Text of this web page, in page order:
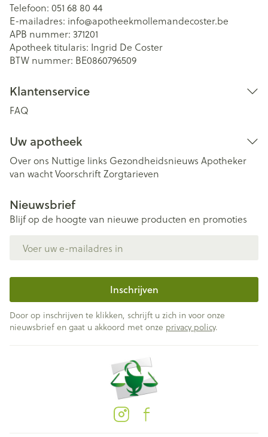
Telefoon: 051 68 80 44
E-mailadres: info@apotheekmollemandecoster.be
APB nummer: 371201
Apotheek titularis: Ingrid De Coster
BTW nummer: BE0860796509
Klantenservice
FAQ
Uw apotheek
Over ons Nuttige links Gezondheidsnieuws Apotheker
van wachtVoorschriftZorgtarieven
Nieuwsbrief
Blijf op de hoogte van nieuwe producten en promoties
Inschrijven
Door op inschrijven te klikken, schrijft u zich in voor onze
nieuwsbrief en gaat u akkoord met onze privacy policy.